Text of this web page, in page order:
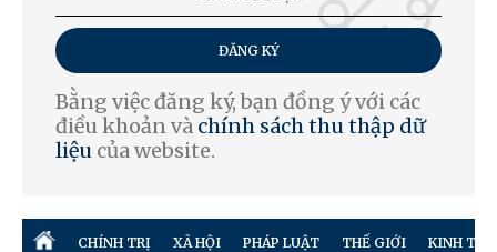
ĐĂNG KÝ
Bằng việc đăng ký, bạn đồng ý với các
điều khoản và chính sách thu thập dữ
liệu của website.
CHÍNH TRỊ XÃ HỘI PHÁP LUẬT THẾ GIỚI KINH TẾ